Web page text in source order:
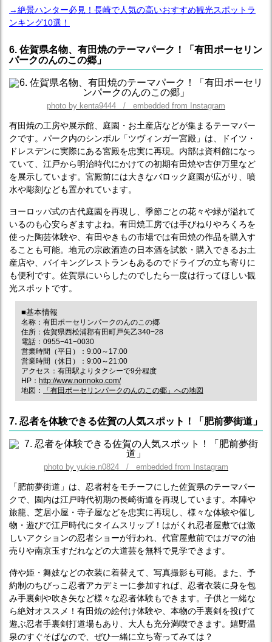
→絶景ハンター必見！長崎で人気の高いおすすめ観光スポットラ
ンキング10選！
6. 佐賀県名物、有田焼のテーマパーク！「有田ポーセリン
パークのんのこの郷」
photo by kenta9444 / embedded from Instagram
有田焼の工房や展示館、庭園・お土産店などが集まるテーマパー
クです。パーク内のシンボル「ツヴィンガー宮殿」は、ドイツ・
ドレスデンに実際にある宮殿を忠実に再現。内部は資料館になっ
ていて、江戸から明治時代にかけての初期有田焼や古伊万里など
を展示しています。宮殿前には大きなバロック庭園が広がり、噴
水や彫刻なども置かれています。
ヨーロッパ式の古代庭園を再現し、季節ごとの花々や緑が溢れて
いるのも心安らぎますよね。有田焼工房では手びねりやろくろを
使った陶芸体験や、有田やきもの市場では有田焼の作品を購入す
ることも可能。地元の宗政酒造の日本酒を試飲・購入できるお土
産店や、バイキングレストランもあるのでドライブの立ち寄りに
も便利です。佐賀県にいらしたのでしたら一度は行ってほしい観
光スポットです。
■基本情報
名称：有田ポーセリンパークのんのこの郷
住所：佐賀県西松浦郡有田町戸矢乙340−28
電話：0955−41−0030
営業時間（平日）：9:00～17:00
営業時間（休日）：9:00～21:00
アクセス：有田駅よりタクシーで9分程度
HP： http://www.nonnoko.com/
地図：
「有田ポーセリンパークのんのこの郷」への地図
7. 忍者を体験できる佐賀の人気スポット！「肥前夢街道」
photo by yukie.n0824 / embedded from Instagram
「肥前夢街道」は、忍者村をモチーフにした佐賀県のテーマパー
クで、園内は江戸時代初期の長崎街道を再現しています。本陣や
旅籠、芝居小屋・寺子屋などを忠実に再現し、様々な体験や催し
物・遊びで江戸時代にタイムスリップ！はがくれ忍者屋敷では激
しいアクションの忍者ショーが行われ、代官屋敷前ではガマの油
売りや南京玉すだれなどの大道芸を無料で見学できます。
侍や姫・舞妓などの衣装に着替えて、写真撮影も可能。また、予
約制のちびっこ忍者アカデミーに参加すれば、忍者衣装に身を包
み手裏剣や吹き矢など様々な忍者体験もできます。子供と一緒な
ら絶対オススメ！有田焼の絵付け体験や、本物の手裏剣を投げて
遊ぶ忍者手裏剣打道場もあり、大人も充分満喫できます。嬉野温
泉のすぐそばなので、ぜひ一緒に立ち寄ってみては？